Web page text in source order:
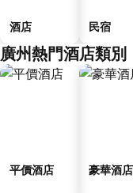
酒店 民宿
廣州熱門酒店類別
平價酒店 豪華酒店